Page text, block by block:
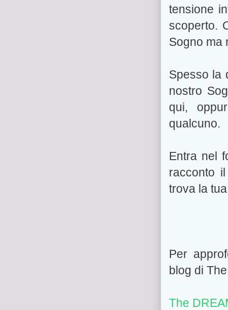
tensione
scoperto.
Sogno ma
Spesso la
nostro
qui,
qualcuno.
Entra nel
racconto
trova la
Per
blog di
The